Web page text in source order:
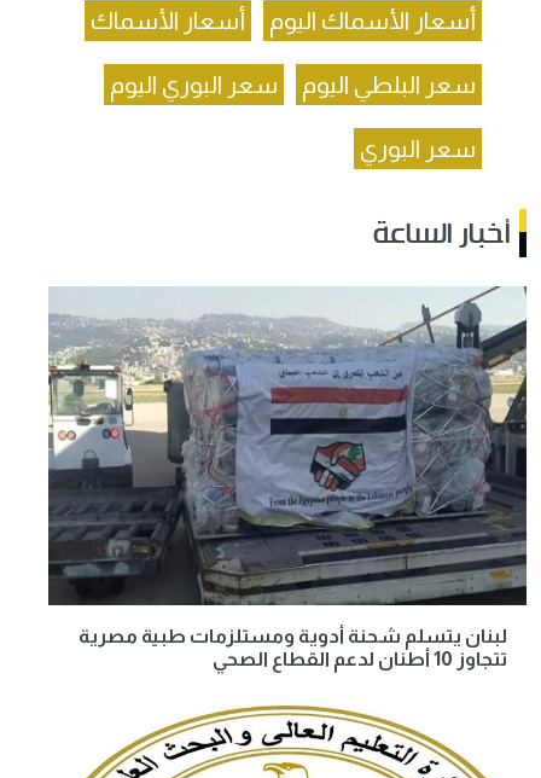
أسعار الأسماك اليوم أسعار الأسماك
سعر البلطي اليوم سعر البوري اليوم
سعر البوري
أخبار الساعة
لبنان يتسلم شحنة أدوية ومستلزمات طبية مصرية
تتجاوز 10 أطنان لدعم القطاع الصحي